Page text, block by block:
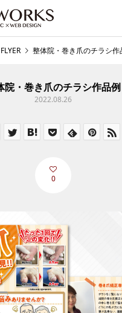
FLYER 整体院・巻き爪のチラシ作
院・巻き爪のチラシ作品例
2022.08.26
0